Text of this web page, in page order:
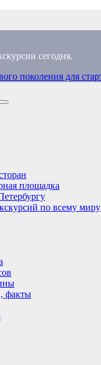
сегодня.
площадка
по всему миру
факты